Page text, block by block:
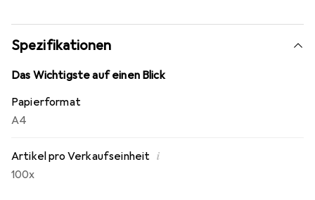
können nicht entweichen. Dies kann bei einer
Langzeitarchivierung sichtbar werden (Veränderung der
Emulsion). Die Archivierung der Negative in einer
Negativhülle aus Polypropylenfolie ist besonders für eine
Negative: Polypropylen klar - Hüllen/Packg.: 100.
Spezifikationen
Das Wichtigste auf einen Blick
Papierformat
A4
Artikel pro Verkaufseinheit i
100x